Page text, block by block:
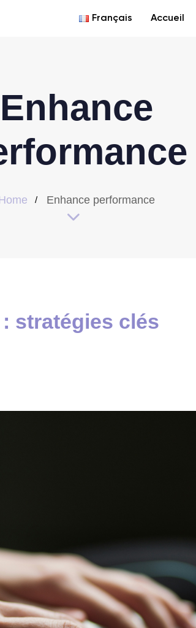
Français Accueil
Enhance
Enhance performance
stratégies clés